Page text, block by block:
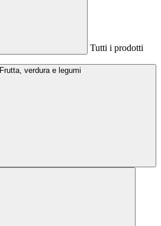
Tutti i prodotti
Frutta, verdura e legumi